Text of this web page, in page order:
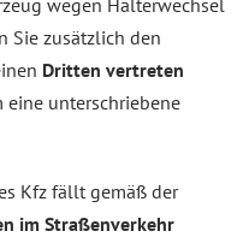
wegen Halterwechsel
Sie zusätzlich den
Dritten vertreten
unterschriebene
Kfz fällt gemäß der
im Straßenverkehr